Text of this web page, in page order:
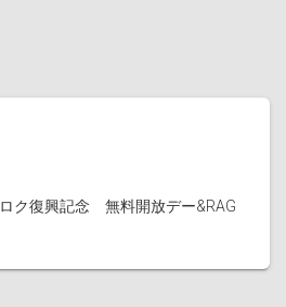
ク復興記念 無料開放デー&RAG